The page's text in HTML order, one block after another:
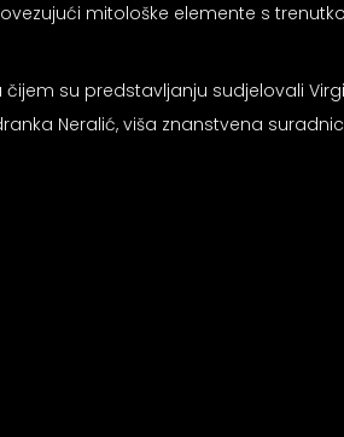
mitološke elemente s
su predstavljanju sudjelovali
Neralić, viša znanstvena